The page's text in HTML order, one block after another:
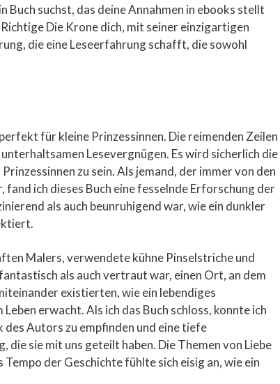
Buch suchst, das deine Annahmen in ebooks stellt
Die Krone dich, mit seiner einzigartigen
die eine Leseerfahrung schafft, die sowohl
für kleine Prinzessinnen. Die reimenden Zeilen
Lesevergnügen. Es wird sicherlich die
zu sein. Als jemand, der immer von den
ich dieses Buch eine fesselnde Erforschung der
als auch beunruhigend war, wie ein dunkler
Malers, verwendete kühne Pinselstriche und
als auch vertraut war, einen Ort, an dem
existierten, wie ein lebendiges
erwacht. Als ich das Buch schloss, konnte ich
Autors zu empfinden und eine tiefe
sie mit uns geteilt haben. Die Themen von Liebe
der Geschichte fühlte sich eisig an, wie ein